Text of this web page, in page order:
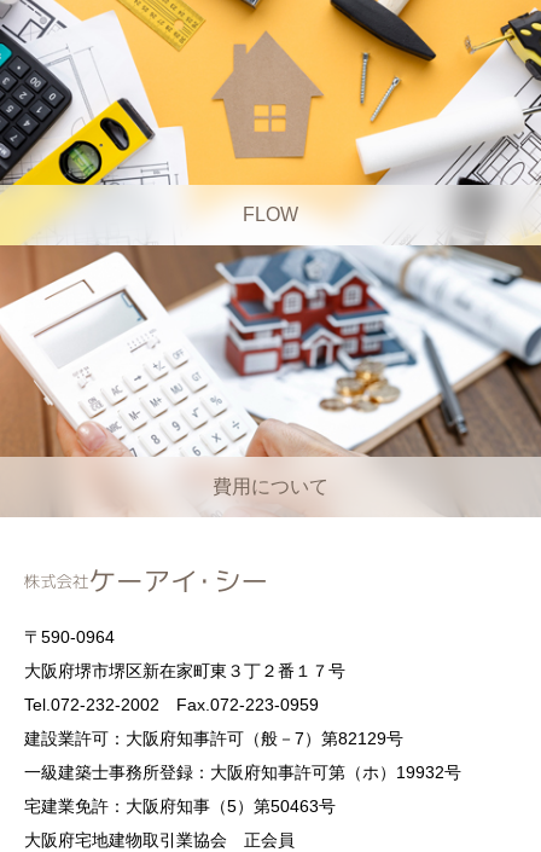
FLOW
費用について
〒590-0964
大阪府堺市堺区新在家町東３丁２番１７号
Tel.072-232-2002 Fax.072-223-0959
建設業許可：大阪府知事許可（般－7）第82129号
一級建築士事務所登録：大阪府知事許可第（ホ）19932号
宅建業免許：大阪府知事（5）第50463号
大阪府宅地建物取引業協会 正会員